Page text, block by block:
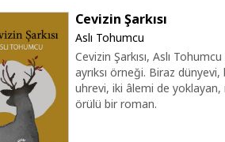
Cevizin Şarkısı
Aslı Tohumcu
Cevizin Şarkısı, Aslı
ayrıksı örneği. Biraz dünyevi,
uhrevi, iki âlemi de yoklayan,
örülü bir roman.